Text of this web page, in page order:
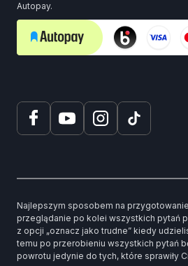
Autopay.
Najlepszym sposobem na
przeglądanie po kolei wszystkich pytań
z opcji „oznacz jako trudne” kiedy
temu po przerobieniu wszystkich pytań
powrotu jedynie do tych, które sprawiły